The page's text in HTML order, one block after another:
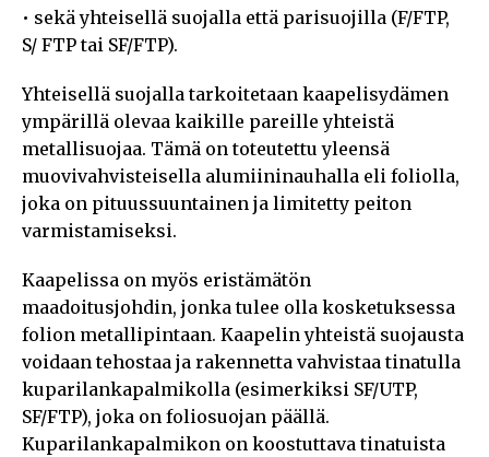
• sekä yhteisellä suojalla että parisuojilla (F/FTP,
S/ FTP tai SF/FTP).
Yhteisellä suojalla tarkoitetaan kaapelisydämen
ympärillä olevaa kaikille pareille yhteistä
metallisuojaa. Tämä on toteutettu yleensä
muovivahvisteisella alumiininauhalla eli foliolla,
joka on pituussuuntainen ja limitetty peiton
varmistamiseksi.
Kaapelissa on myös eristämätön
maadoitusjohdin, jonka tulee olla kosketuksessa
folion metallipintaan. Kaapelin yhteistä suojausta
voidaan tehostaa ja rakennetta vahvistaa tinatulla
kuparilankapalmikolla (esimerkiksi SF/UTP,
SF/FTP), joka on foliosuojan päällä.
Kuparilankapalmikon on koostuttava tinatuista